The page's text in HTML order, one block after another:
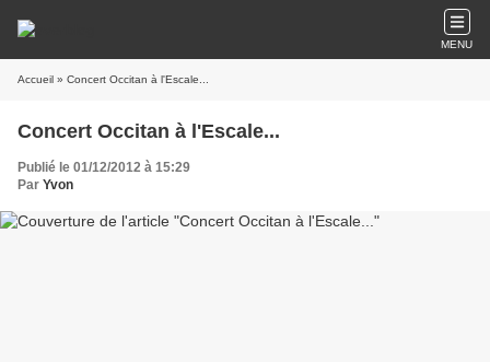
MENU
Accueil » Concert Occitan à l'Escale...
Concert Occitan à l'Escale...
Publié le 01/12/2012 à 15:29
Par Yvon